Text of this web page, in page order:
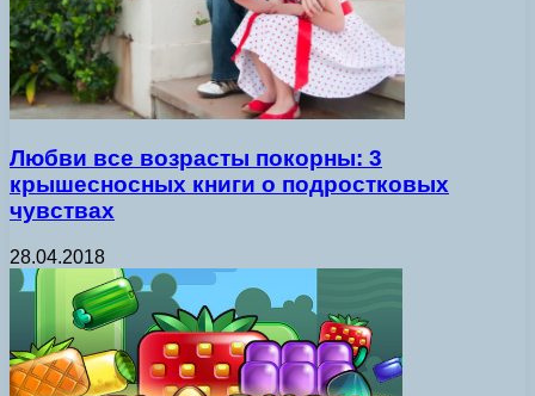
Любви все возрасты покорны: 3
крышесносных книги о подростковых
чувствах
28.04.2018